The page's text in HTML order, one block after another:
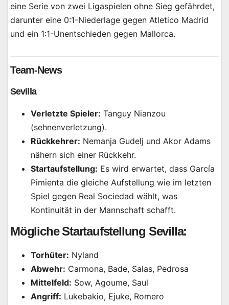
eine Serie von zwei Ligaspielen ohne Sieg gefährdet,
darunter eine 0:1-Niederlage gegen Atletico Madrid
und ein 1:1-Unentschieden gegen Mallorca.
Team-News
Sevilla
Verletzte Spieler: Tanguy Nianzou
(sehnenverletzung).
Rückkehrer: Nemanja Gudelj und Akor Adams
nähern sich einer Rückkehr.
Startaufstellung: Es wird erwartet, dass García
Pimienta die gleiche Aufstellung wie im letzten
Spiel gegen Real Sociedad wählt, was
Kontinuität in der Mannschaft schafft.
Mögliche Startaufstellung Sevilla:
Torhüter: Nyland
Abwehr: Carmona, Bade, Salas, Pedrosa
Mittelfeld: Sow, Agoume, Saul
Angriff: Lukebakio, Ejuke, Romero